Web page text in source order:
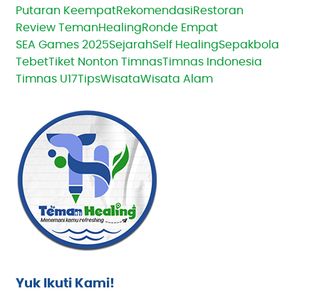
Putaran KeempatRekomendasiRestoran
Review TemanHealingRonde Empat
SEA Games 2025SejarahSelf HealingSepakbola
TebetTiket Nonton TimnasTimnas Indonesia
Timnas U17TipsWisataWisata Alam
Yuk Ikuti Kami!